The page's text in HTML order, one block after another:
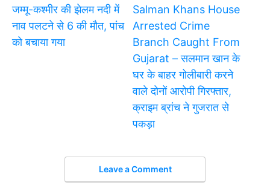
जम्मू-कश्मीर की झेलम नदी में
नाव पलटने से 6 की मौत, पांच
को बचाया गया
Salman Khans House
Arrested Crime
Branch Caught From
Gujarat – सलमान खान के
घर के बाहर गोलीबारी करने
वाले दोनों आरोपी गिरफ्तार,
क्राइम ब्रांच ने गुजरात से
पकड़ा
Leave a Comment